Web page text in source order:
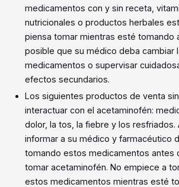
medicamentos con y sin receta,
nutricionales o productos herbales
piensa tomar mientras esté tomando
posible que su médico deba cambiar
medicamentos o supervisar
efectos secundarios.
Los siguientes productos de venta
interactuar con el acetaminofén:
dolor, la tos, la fiebre y los resfriados.
informar a su médico y farmacéutico
tomando estos medicamentos antes
tomar acetaminofén. No empiece a
estos medicamentos mientras esté